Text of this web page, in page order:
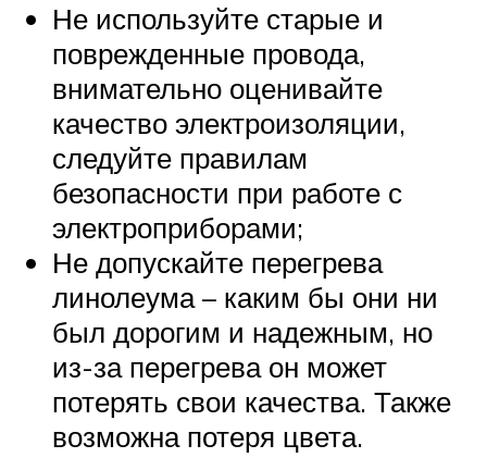
Не используйте старые и
поврежденные провода,
внимательно оценивайте
качество электроизоляции,
следуйте правилам
безопасности при работе с
электроприборами;
Не допускайте перегрева
линолеума – каким бы они ни
был дорогим и надежным, но
из-за перегрева он может
потерять свои качества. Также
возможна потеря цвета.